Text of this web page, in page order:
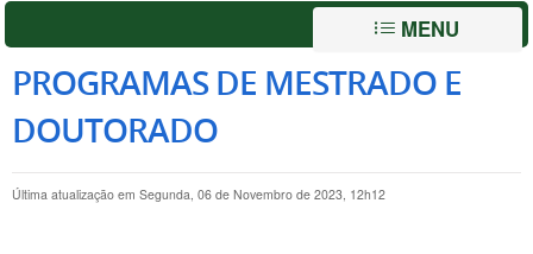
MENU
PROGRAMAS DE MESTRADO E
DOUTORADO
Última atualização em Segunda, 06 de Novembro de 2023, 12h12